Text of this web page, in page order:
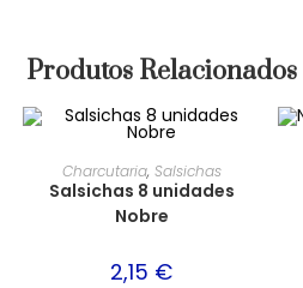
Produtos Relacionados
Charcutaria, Salsichas
Salsichas 8 unidades
Nobre
2,15 €